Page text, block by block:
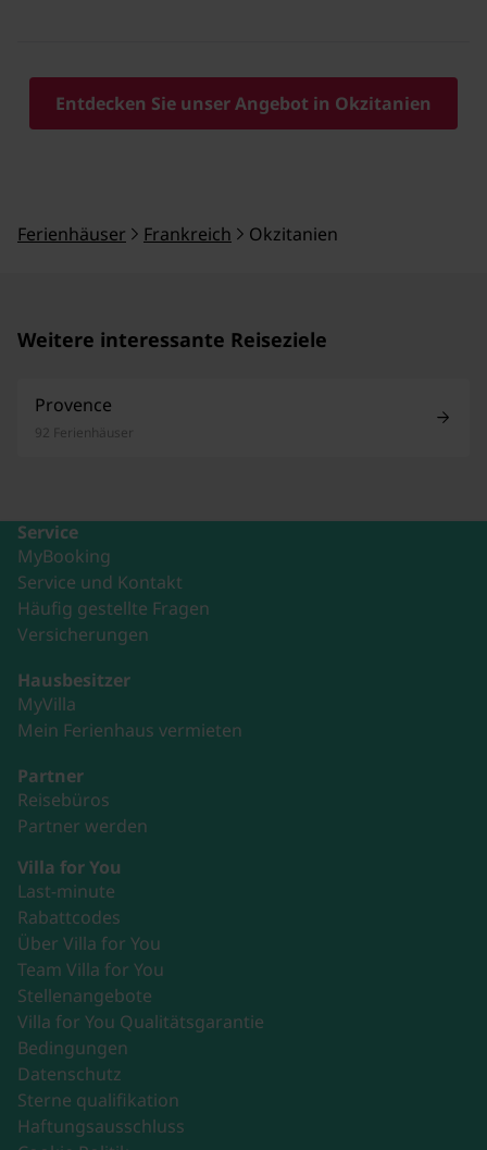
Entdecken Sie unser Angebot in Okzitanien
Ferienhäuser Frankreich Okzitanien
Weitere interessante Reiseziele
Provence
92 Ferienhäuser
Service
MyBooking
Service und Kontakt
Häufig gestellte Fragen
Versicherungen
Hausbesitzer
MyVilla
Mein Ferienhaus vermieten
Partner
Reisebüros
Partner werden
Villa for You
Last-minute
Rabattcodes
Über Villa for You
Team Villa for You
Stellenangebote
Villa for You Qualitätsgarantie
Bedingungen
Datenschutz
Sterne qualifikation
Haftungsausschluss